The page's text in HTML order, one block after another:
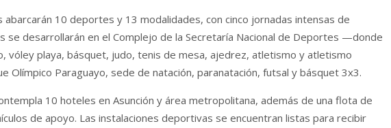
abarcarán 10 deportes y 13 modalidades, con cinco jornadas intensas de
se desarrollarán en el Complejo de la Secretaría Nacional de Deportes —donde
vóley playa, básquet, judo, tenis de mesa, ajedrez, atletismo y atletismo
Olímpico Paraguayo, sede de natación, paranatación, futsal y básquet 3x3.
10 hoteles en Asunción y área metropolitana, además de una flota de
de apoyo. Las instalaciones deportivas se encuentran listas para recibir